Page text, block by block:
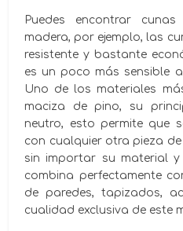
Puedes encontrar
madera, por ejemplo, las
resistente y bastante
es un poco más sensible
Uno de los materiales
maciza de pino, su
neutro, esto permite que
con cualquier otra pieza
sin importar su material
combina perfectamente
de paredes, tapizados,
cualidad exclusiva de este